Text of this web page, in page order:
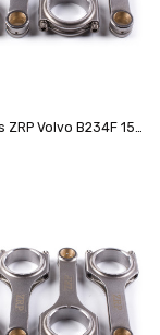
Kit de Bielles ZRP Volvo B234F 158.00 Pin:23.00...